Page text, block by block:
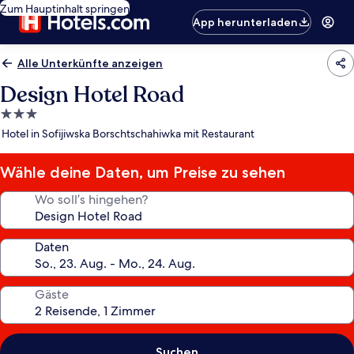
Zum Hauptinhalt springen
App herunterladen
Alle Unterkünfte anzeigen
Design Hotel Road
3.0-
Sterne-
Hotel in Sofijiwska Borschtschahiwka mit Restaurant
Wähle deine Daten, um Preise zu sehen
Wo soll’s hingehen?
Daten
Gäste